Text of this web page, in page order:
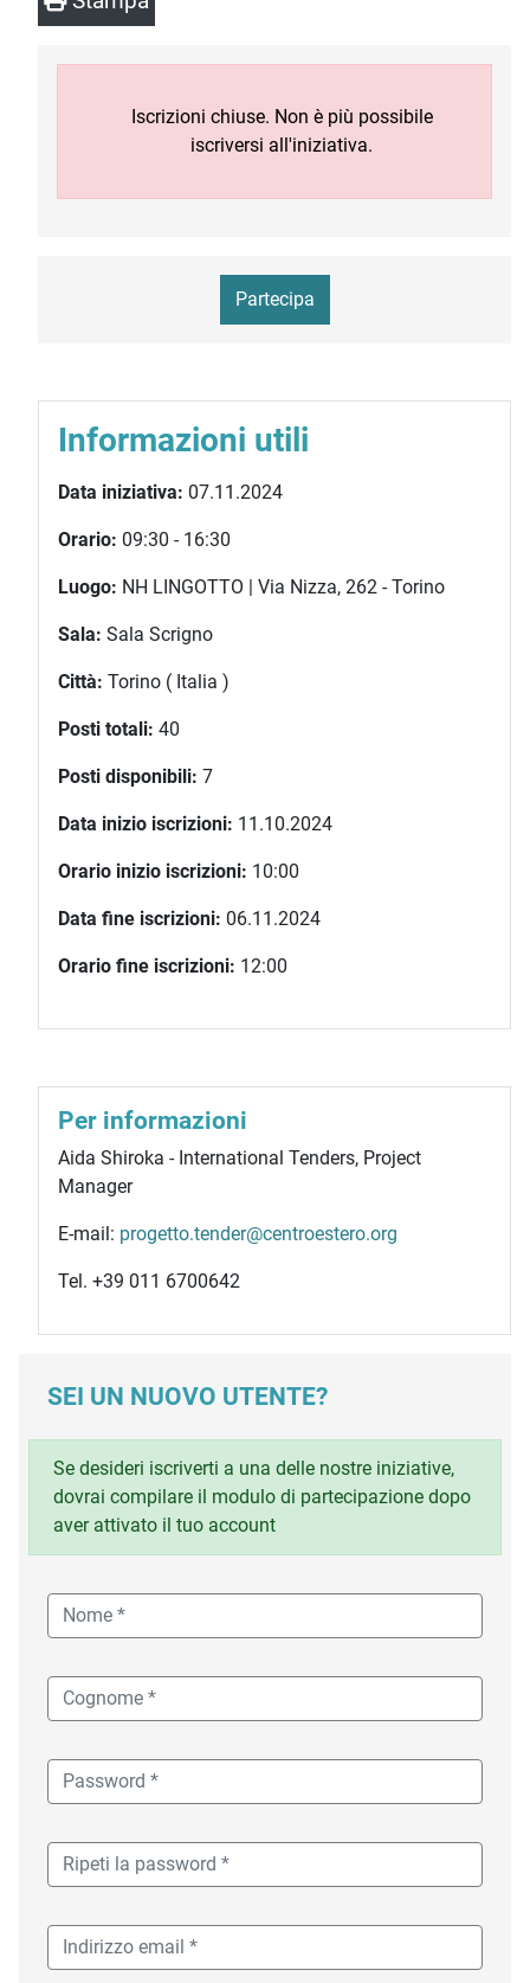
Iscrizioni chiuse. Non è più possibile
iscriversi all'iniziativa.
Partecipa
Informazioni utili
Data iniziativa: 07.11.2024
Orario: 09:30 - 16:30
Luogo: NH LINGOTTO | Via Nizza, 262 - Torino
Sala: Sala Scrigno
Città: Torino ( Italia )
Posti totali: 40
Posti disponibili: 7
Data inizio iscrizioni: 11.10.2024
Orario inizio iscrizioni: 10:00
Data fine iscrizioni: 06.11.2024
Orario fine iscrizioni: 12:00
Per informazioni
Aida Shiroka - International Tenders, Project
Manager
E-mail: progetto.tender@centroestero.org
Tel. +39 011 6700642
SEI UN NUOVO UTENTE?
Se desideri iscriverti a una delle nostre iniziative,
dovrai compilare il modulo di partecipazione dopo
aver attivato il tuo account